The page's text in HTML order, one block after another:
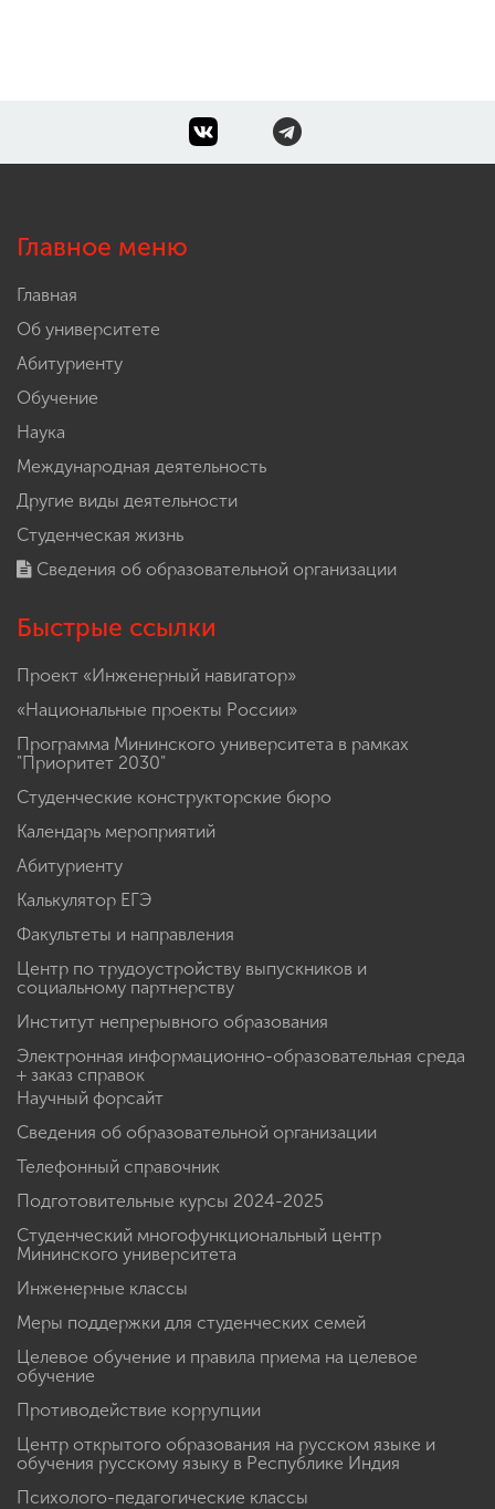
Главное меню
Главная
Об университете
Абитуриенту
Обучение
Наука
Международная деятельность
Другие виды деятельности
Студенческая жизнь
Сведения об образовательной организации
Быстрые ссылки
Проект «Инженерный навигатор»
«Национальные проекты России»
Программа Мининского университета в рамках
"Приоритет 2030"
Студенческие конструкторские бюро
Календарь мероприятий
Абитуриенту
Калькулятор ЕГЭ
Факультеты и направления
Центр по трудоустройству выпускников и
социальному партнерству
Институт непрерывного образования
Электронная информационно-образовательная среда
+ заказ справок
Научный форсайт
Сведения об образовательной организации
Телефонный справочник
Подготовительные курсы 2024-2025
Студенческий многофункциональный центр
Мининского университета
Инженерные классы
Меры поддержки для студенческих семей
Целевое обучение и правила приема на целевое
обучение
Противодействие коррупции
Центр открытого образования на русском языке и
обучения русскому языку в Республике Индия
Психолого-педагогические классы